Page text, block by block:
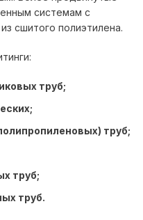
системам с
сшитого полиэтилена.
труб;
труб;
труб;
труб.